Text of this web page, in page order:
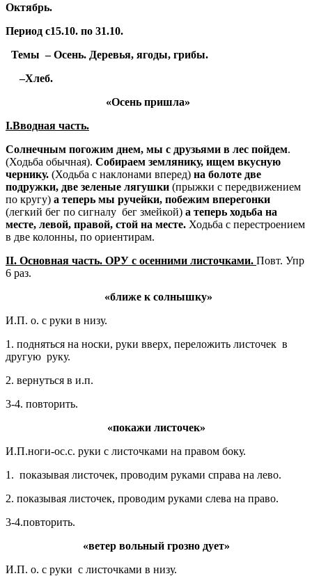
Октябрь.
Период с15.10. по 31.10.
Темы – Осень. Деревья, ягоды, грибы.
–Хлеб.
«Осень пришла»
I.Вводная часть.
Солнечным погожим днем, мы с друзьями в лес пойдем.
(Ходьба обычная). Собираем землянику, ищем вкусную
чернику. (Ходьба с наклонами вперед) на болоте две
подружки, две зеленые лягушки (прыжки с передвижением
по кругу) а теперь мы ручейки, побежим вперегонки
(легкий бег по сигналу бег змейкой) а теперь ходьба на
месте, левой, правой, стой на месте. Ходьба с перестроением
в две колонны, по ориентирам.
II. Основная часть. ОРУ с осенними листочками. Повт. Упр
6 раз.
«ближе к солнышку»
И.П. о. с руки в низу.
1. подняться на носки, руки вверх, переложить листочек в
другую руку.
2. вернуться в и.п.
3-4. повторить.
«покажи листочек»
И.П.ноги-ос.с. руки с листочками на правом боку.
1. показывая листочек, проводим руками справа на лево.
2. показывая листочек, проводим руками слева на право.
3-4.повторить.
«ветер вольный грозно дует»
И.П. о. с руки с листочками в низу.